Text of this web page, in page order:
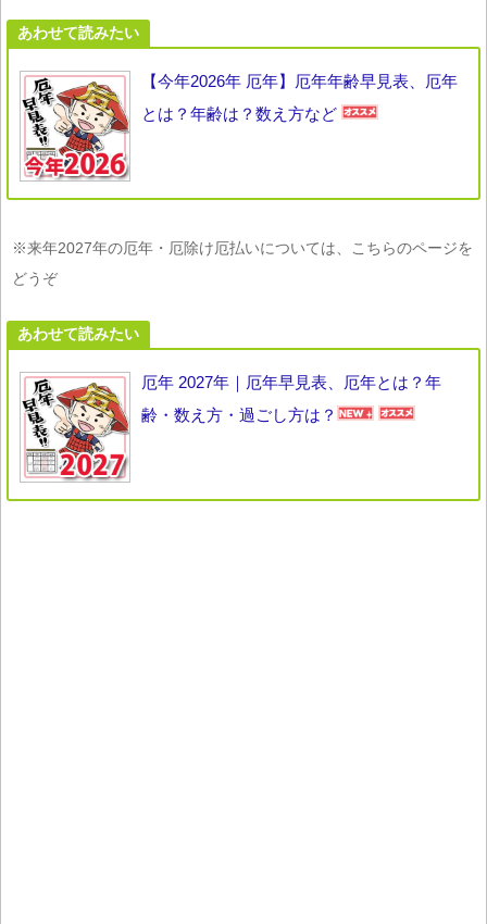
あわせて読みたい
【今年2026年 厄年】厄年年齢早見表、厄年
とは？年齢は？数え方など
※来年2027年の厄年・厄除け厄払いについては、こちらのページを
どうぞ
あわせて読みたい
厄年 2027年｜厄年早見表、厄年とは？年
齢・数え方・過ごし方は？